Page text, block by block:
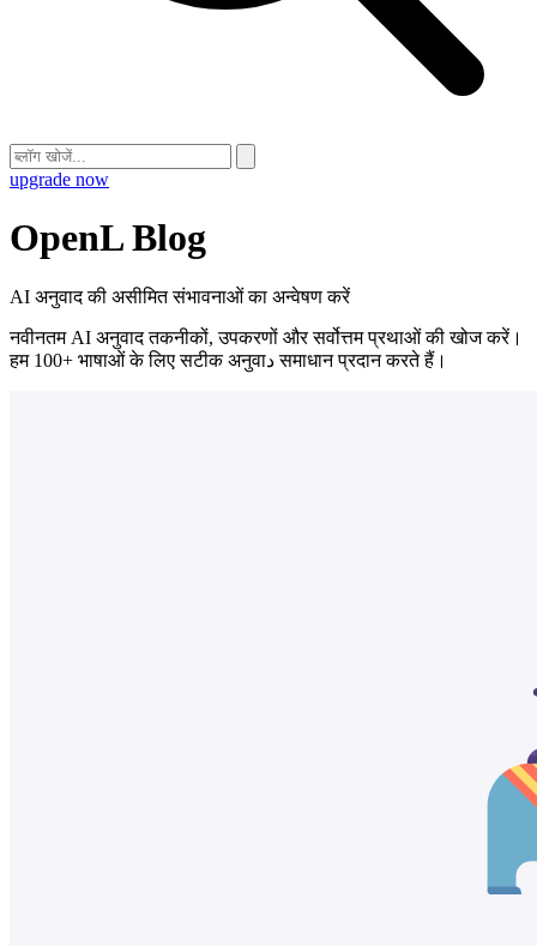
upgrade now
OpenL Blog
AI अनुवाद की असीमित संभावनाओं का अन्वेषण करें
नवीनतम AI अनुवाद तकनीकों, उपकरणों और सर्वोत्तम प्रथाओं की खोज करें।
हम 100+ भाषाओं के लिए सटीक अनुवाد समाधान प्रदान करते हैं।